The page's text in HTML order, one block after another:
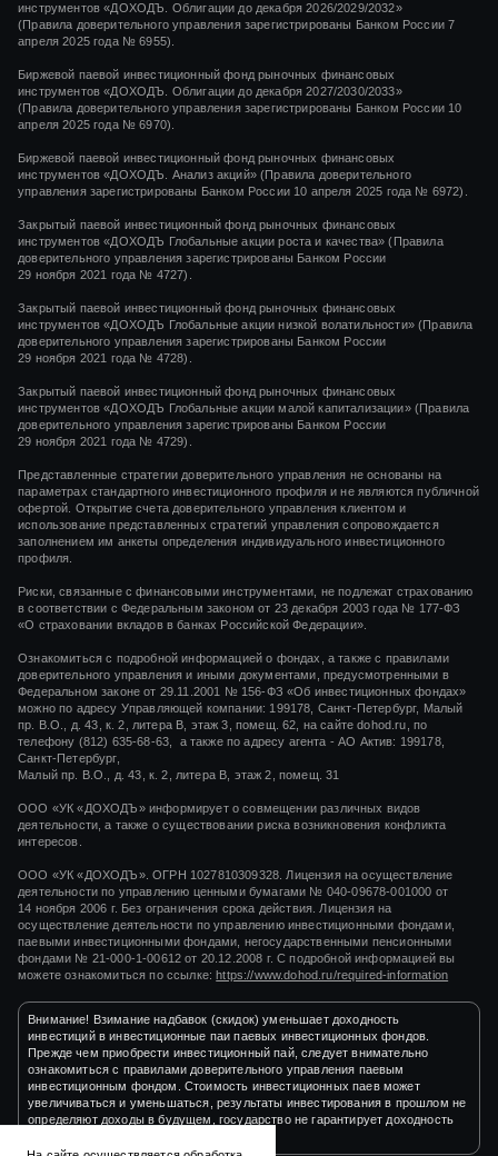
инструментов «ДОХОДЪ. Облигации до декабря 2026/2029/2032»
(Правила доверительного управления зарегистрированы Банком России 7
апреля 2025 года № 6955).
Биржевой паевой инвестиционный фонд рыночных финансовых
инструментов «ДОХОДЪ. Облигации до декабря 2027/2030/2033»
(Правила доверительного управления зарегистрированы Банком России 10
апреля 2025 года № 6970).
Биржевой паевой инвестиционный фонд рыночных финансовых
инструментов «ДОХОДЪ. Анализ акций» (Правила доверительного
управления зарегистрированы Банком России 10 апреля 2025 года № 6972).
Закрытый паевой инвестиционный фонд рыночных финансовых
инструментов«ДОХОДЪ Глобальные акции роста и качества» (Правила
доверительного управления зарегистрированы Банком России
29 ноября 2021 года № 4727).
Закрытый паевой инвестиционный фонд рыночных финансовых
инструментов«ДОХОДЪ Глобальные акции низкой волатильности»(Правила
доверительного управления зарегистрированы Банком России
29 ноября 2021 года № 4728).
Закрытый паевой инвестиционный фонд рыночных финансовых
инструментов«ДОХОДЪ Глобальные акции малой капитализации»(Правила
доверительного управления зарегистрированы Банком России
29 ноября 2021 года № 4729).
Представленные стратегии доверительного управления не основаны на
параметрах стандартного инвестиционного профиля и не являются публичной
офертой. Открытие счета доверительного управления клиентом и
использование представленных стратегий управления сопровождается
заполнением им анкеты определения индивидуального инвестиционного
профиля.
Риски, связанные с финансовыми инструментами, не подлежат страхованию
в соответствии с Федеральным законом от 23 декабря 2003 года № 177-ФЗ
«О страховании вкладов в банках Российской Федерации».
Ознакомиться с подробной информацией о фондах, а также с правилами
доверительного управления и иными документами, предусмотренными в
Федеральном законе от 29.11.2001 № 156-ФЗ «Об инвестиционных фондах»
можно по адресу Управляющей компании: 199178, Санкт-Петербург, Малый
пр. В.О., д. 43, к. 2, литера В, этаж 3, помещ. 62, на сайте dohod.ru, по
телефону (812) 635-68-63, а также по адресу агента - АО Актив: 199178,
Санкт-Петербург,
Малый пр. В.О., д. 43, к. 2, литера В, этаж 2, помещ. 31
ООО «УК «ДОХОДЪ» информирует о совмещении различных видов
деятельности, а также о существовании риска возникновения конфликта
интересов.
ООО «УК «ДОХОДЪ». ОГРН 1027810309328. Лицензия на осуществление
деятельности по управлению ценными бумагами № 040-09678-001000 от
14 ноября 2006 г. Без ограничения срока действия. Лицензия на
осуществление деятельности по управлению инвестиционными фондами,
паевыми инвестиционными фондами, негосударственными пенсионными
фондами № 21-000-1-00612 от 20.12.2008 г. С подробной информацией вы
можете ознакомиться по ссылке:https://www.dohod.ru/required-information
Внимание! Взимание надбавок (скидок) уменьшает доходность
инвестиций в инвестиционные паи паевых инвестиционных фондов.
Прежде чем приобрести инвестиционный пай, следует внимательно
ознакомиться с правилами доверительного управления паевым
инвестиционным фондом. Стоимость инвестиционных паев может
увеличиваться и уменьшаться, результаты инвестирования в прошлом не
определяют доходы в будущем, государство не гарантирует доходность